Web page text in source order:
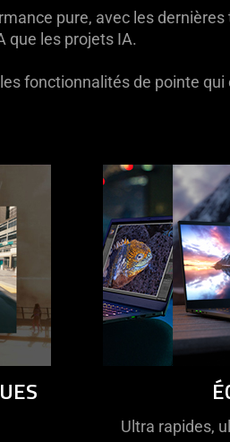
pure, avec les
que les projets IA.
fonctionnalités de pointe
Ultra rapides,